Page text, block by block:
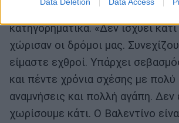
τους, κάτι που η Σάσα διαψεύδει
κατηγορηματικά. «Δεν ισχύει
χώρισαν οι δρόμοι μας.
είμαστε εχθροί. Υπάρχει
και πέντε χρόνια σχέσης με
αναμνήσεις και πολλή αγάπη. Δεν
χωρίσουμε κάτι. Ο Βαλεντίνο